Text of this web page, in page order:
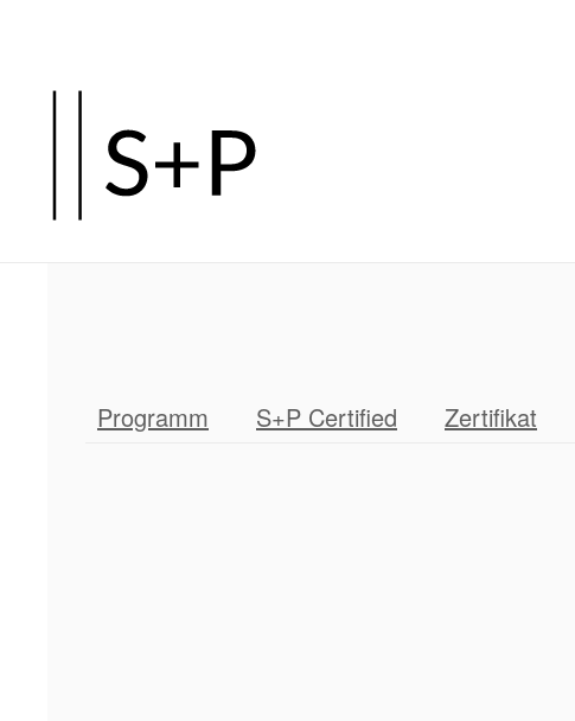
springen
Programm S+P Certified Zertifikat